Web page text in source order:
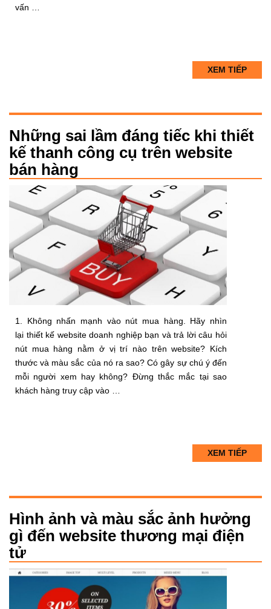
vấn …
XEM TIẾP
Những sai lầm đáng tiếc khi thiết
kế thanh công cụ trên website
bán hàng
1. Không nhấn mạnh vào nút mua hàng. Hãy nhìn
lại thiết kế website doanh nghiệp bạn và trả lời câu hỏi
nút mua hàng nằm ở vị trí nào trên website? Kích
thước và màu sắc của nó ra sao? Có gây sự chú ý đến
mỗi người xem hay không? Đừng thắc mắc tại sao
khách hàng truy cập vào …
XEM TIẾP
Hình ảnh và màu sắc ảnh hưởng
gì đến website thương mại điện
tử